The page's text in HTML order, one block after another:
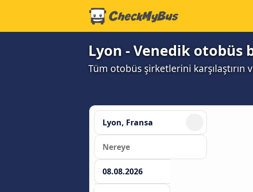
Lyon - Venedik otobüs
Tüm otobüs şirketlerini karşılaştırın